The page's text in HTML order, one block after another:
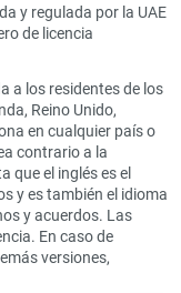
y regulada por la UAE
de licencia
a los residentes de los
Reino Unido,
en cualquier país o
contrario a la
que el inglés es el
y es también el idioma
y acuerdos. Las
En caso de
versiones,